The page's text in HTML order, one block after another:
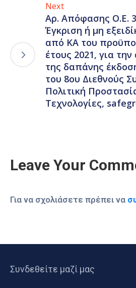
Next
Αρ. Απόφασης Ο.Ε.
Έγκριση ή μη
από ΚΑ του
έτους 2021, για
της δαπάνης
του 8ου Διεθνούς
Πολιτική
Τεχνολογίες,
Leave Your
Για να σχολιάσετε πρέπει να
Συνδεθείτε μαζί μας